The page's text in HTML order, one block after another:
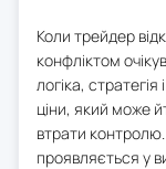
Коли трейдер
конфліктом
логіка,
ціни, який може
втрати
проявляється у